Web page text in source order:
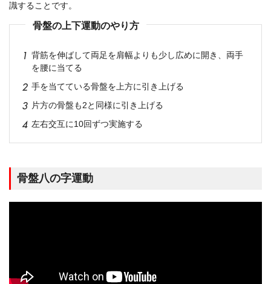
識することです。
骨盤の上下運動のやり方
背筋を伸ばして両足を肩幅よりも少し広めに開き、両手
を腰に当てる
手を当てている骨盤を上方に引き上げる
片方の骨盤も2と同様に引き上げる
左右交互に10回ずつ実施する
骨盤八の字運動